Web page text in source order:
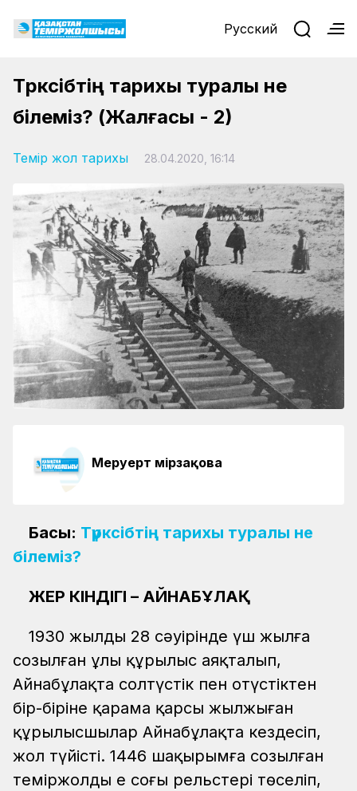
Русский
Түрксібтің тарихы туралы не
білеміз? (Жалғасы - 2)
Темір жол тарихы 28.04.2020, 16:14
Меруерт Өмірзақова
Басы: Түрксібтің тарихы туралы не
білеміз?
ЖЕР КІНДІГІ – АЙНАБҰЛАҚ
1930 жылдың 28 сәуірінде үш жылға
созылған ұлы құрылыс аяқталып,
Айнабұлақта солтүстік пен оңтүстіктен
бір-біріне қарама қарсы жылжыған
құрылысшылар Айнабұлақта кездесіп,
жол түйісті. 1446 шақырымға созылған
теміржолдың ең соңғы рельстері төселіп,